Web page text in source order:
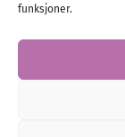
funksjoner.